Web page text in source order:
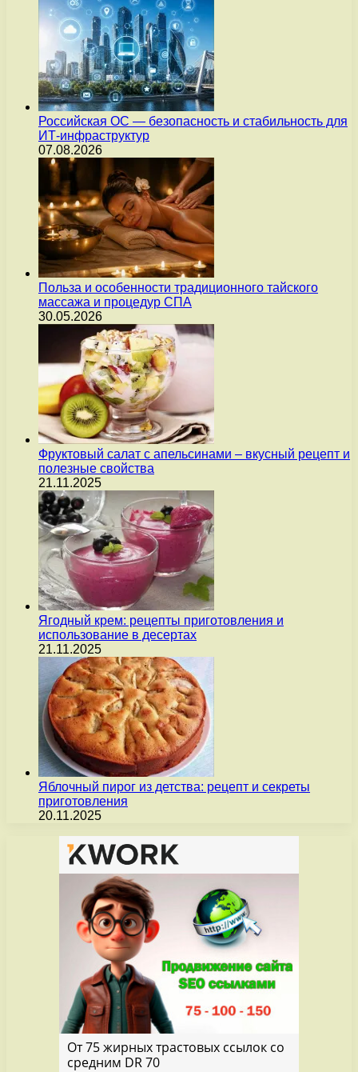
Российская ОС — безопасность и стабильность для
ИТ-инфраструктур
07.08.2026
Польза и особенности традиционного тайского
массажа и процедур СПА
30.05.2026
Фруктовый салат с апельсинами – вкусный рецепт и
полезные свойства
21.11.2025
Ягодный крем: рецепты приготовления и
использование в десертах
21.11.2025
Яблочный пирог из детства: рецепт и секреты
приготовления
20.11.2025